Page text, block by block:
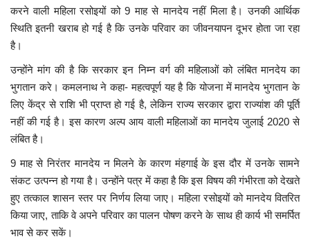
दुनिया
मध्यप्रदेश
छत्तीसगढ़
मनोरंजन
लाइफस्टाइल
खेल
ब्रेकिंग न्यूज़
करने वाली महिला रसोइयों को 9 माह से मानदेय नहीं मिला है। उनकी आर्थिक
स्थिति इतनी खराब हो गई है कि उनके परिवार का जीवनयापन दूभर होता जा रहा
है।
उन्होंने मांग की है कि सरकार इन निम्न वर्ग की महिलाओं को लंबित मानदेय का
भुगतान करे। कमलनाथ ने कहा- महत्वपूर्ण यह है कि योजना में मानदेय भुगतान के
लिए केंद्र से राशि भी प्राप्त हो गई है, लेकिन राज्य सरकार द्वारा राज्यांश की पूर्ति
नहीं की गई है। इस कारण अल्प आय वाली महिलाओं का मानदेय जुलाई 2020 से
लंबित है।
9 माह से निरंतर मानदेय न मिलने के कारण मंहगाई के इस दौर में उनके सामने
संकट उत्पन्न हो गया है। उन्होंने पत्र में कहा है कि इस विषय की गंभीरता को देखते
हुए तत्काल शासन स्तर पर निर्णय लिया जाए। महिला रसोइयों को मानदेय वितरित
किया जाए, ताकि वे अपने परिवार का पालन पोषण करने के साथ ही कार्य भी समर्पित
भाव से कर सकें।